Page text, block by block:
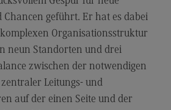
Informationstechnik
Informationstechnik
und
geführt. Er hat es dabei
Organisationsstruktur
neun Standorten und drei
zwischen der notwendigen
Leitungs- und
auf der einen Seite und der